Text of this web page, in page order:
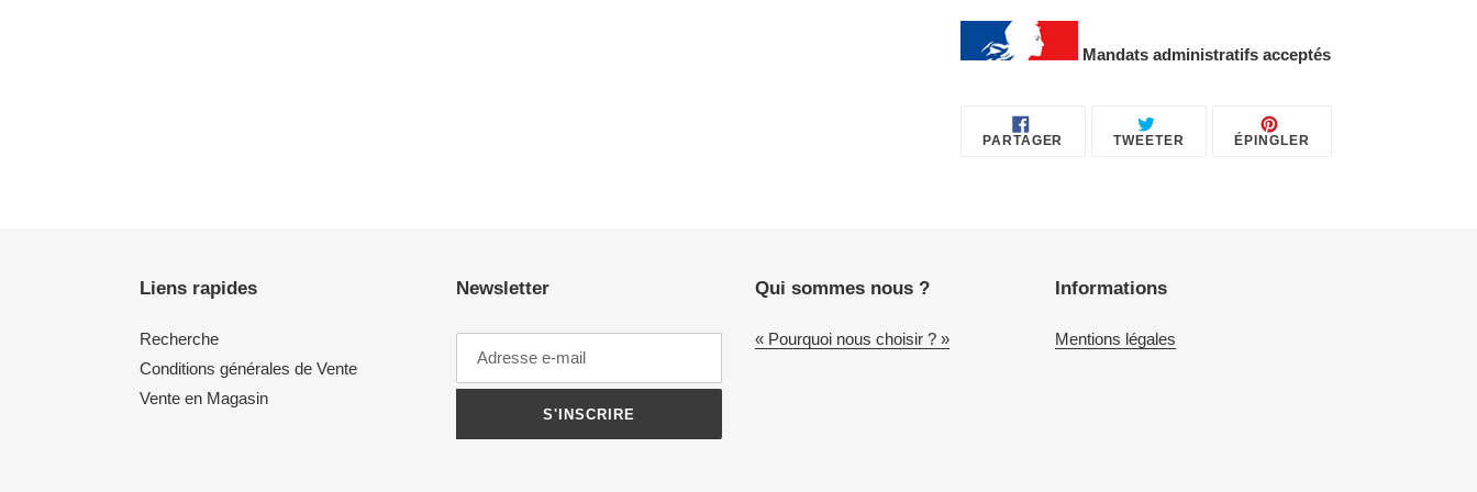
Mandats administratifs acceptés
PARTAGER PARTAGERTWEETER TWEETERÉPINGLER
Liens rapides
Recherche
Conditions générales de Vente
Vente en Magasin
Newsletter
S'INSCRIRE
Qui sommes nous ?
« Pourquoi nous choisir ? »
Informations
Mentions légales